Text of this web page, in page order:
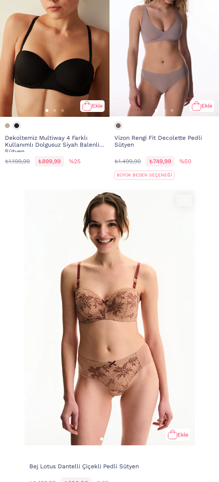
Ekle
Dekoltemiz Multiway 4 Farklı
Kullanımlı Dolgusuz Siyah Balenli
Sütyen
₺1.199,99
₺899,99 %25
Ekle
Vizon Rengi Fit Decolette Pedli
Sütyen
₺1.499,99 ₺749,99 %50
BÜYÜK BEDEN SEÇENEĞİ
Ekle
Bej Lotus Dantelli Çiçekli Pedli Sütyen